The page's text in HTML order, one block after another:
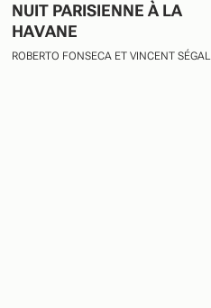
NUIT PARISIENNE À LA
HAVANE
ROBERTO FONSECA ET VINCENT SÉGAL